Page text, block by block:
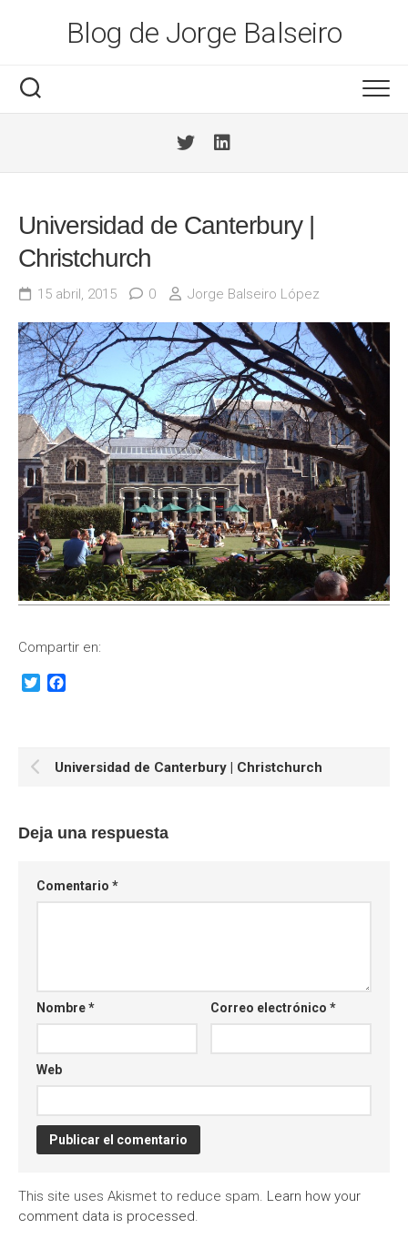
Blog de Jorge Balseiro
Universidad de Canterbury |
Christchurch
15 abril, 2015 0 Jorge Balseiro López
Compartir en:
Twitter
Universidad de Canterbury | Christchurch
Deja una respuesta
Comentario *
Nombre* Correo electrónico*
Web
This site uses Akismet to reduce spam. Learn how your
comment data is processed